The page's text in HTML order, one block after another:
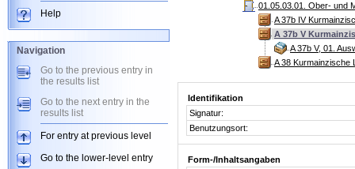
01.05.03.01. Ober- und
A 37b IV
A 37b V
A 37b V, 01.
A 38 Kurmainzische
Identifikation
Signatur:
Benutzungsort:
Form-/Inhaltsangaben
Help
Navigation
Go to the previous entry in
the results list
Go to the next entry in the
results list
For entry at previous level
Go to the lower-level entry